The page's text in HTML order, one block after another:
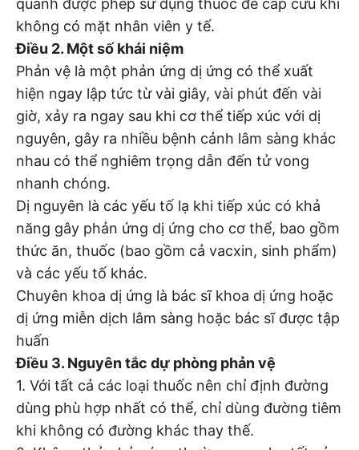
quanh được phép sử dụng thuốc để cấp cứu khi
không có mặt nhân viên y tế.
Điều 2. Một số khái niệm
Phản vệ là một phản ứng dị ứng có thể xuất
hiện ngay lập tức từ vài giây, vài phút đến vài
giờ, xảy ra ngay sau khi cơ thể tiếp xúc với dị
nguyên, gây ra nhiều bệnh cảnh lâm sàng khác
nhau có thể nghiêm trọng dẫn đến tử vong
nhanh chóng.
Dị nguyên là các yếu tố lạ khi tiếp xúc có khả
năng gây phản ứng dị ứng cho cơ thể, bao gồm
thức ăn, thuốc (bao gồm cả vacxin, sinh phẩm)
và các yếu tố khác.
Chuyên khoa dị ứng là bác sĩ khoa dị ứng hoặc
dị ứng miễn dịch lâm sàng hoặc bác sĩ được tập
huấn
Điều 3. Nguyên tắc dự phòng phản vệ
1. Với tất cả các loại thuốc nên chỉ định đường
dùng phù hợp nhất có thể, chỉ dùng đường tiêm
khi không có đường khác thay thế.